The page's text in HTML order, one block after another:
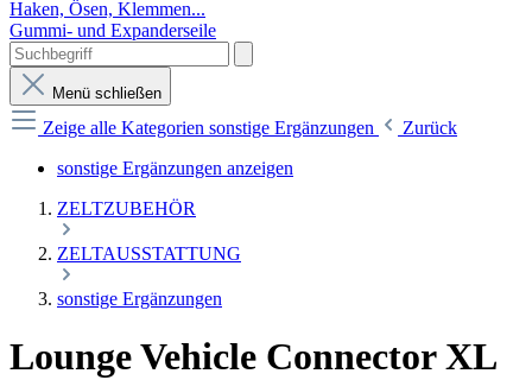
Haken, Ösen, Klemmen...
Gummi- und Expanderseile
Menü schließen
Zeige alle Kategorien sonstige Ergänzungen
Zurück
sonstige Ergänzungen anzeigen
ZELTZUBEHÖR
ZELTAUSSTATTUNG
sonstige Ergänzungen
Lounge Vehicle Connector XL